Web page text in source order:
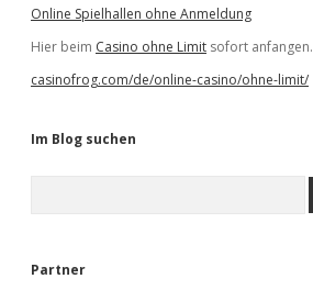
Online Spielhallen ohne Anmeldung
Hier beim Casino ohne Limit sofort anfangen.
casinofrog.com/de/online-casino/ohne-limit/
Im Blog suchen
e
Partner